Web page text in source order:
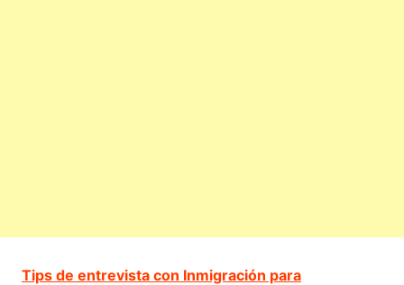
Tips de entrevista con Inmigración para